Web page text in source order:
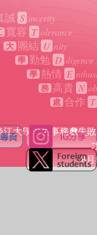
誠 S incerity
寬容 T olerance
大 團結 U nity
學 勤勉 D iligence
學 熱情 E
務 高貴 N
處 合作 T
江大學學生事務處失
8